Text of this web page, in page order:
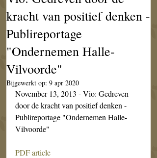
kracht van positief denken -
Publireportage
"Ondernemen Halle-
Vilvoorde"
Bijgewerkt op: 9 apr 2020
November 13, 2013 - Vio: Gedreven
door de kracht van positief denken -
Publireportage "Ondernemen Halle-
Vilvoorde"
PDF article